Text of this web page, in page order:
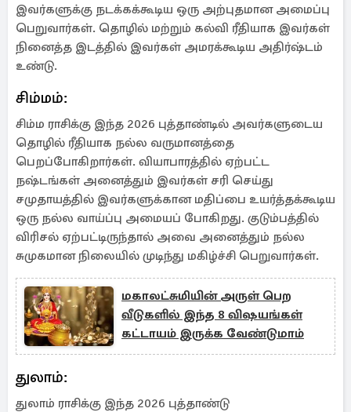
இவர்களுக்கு நடக்கக்கூடிய ஒரு அற்புதமான அமைப்பு
பெறுவார்கள். தொழில் மற்றும் கல்வி ரீதியாக இவர்கள்
நினைத்த இடத்தில் இவர்கள் அமரக்கூடிய அதிர்ஷ்டம்
உண்டு.
சிம்மம்:
சிம்ம ராசிக்கு இந்த 2026 புத்தாண்டில் அவர்களுடைய
தொழில் ரீதியாக நல்ல வருமானத்தை
பெறப்போகிறார்கள். வியாபாரத்தில் ஏற்பட்ட
நஷ்டங்கள் அனைத்தும் இவர்கள் சரி செய்து
சமுதாயத்தில் இவர்களுக்கான மதிப்பை உயர்த்தக்கூடிய
ஒரு நல்ல வாய்ப்பு அமையப் போகிறது. குடும்பத்தில்
விரிசல் ஏற்பட்டிருந்தால் அவை அனைத்தும் நல்ல
சுமுகமான நிலையில் முடிந்து மகிழ்ச்சி பெறுவார்கள்.
மகாலட்சுமியின் அருள் பெற
வீடுகளில் இந்த 8 விஷயங்கள்
கட்டாயம் இருக்க வேண்டுமாம்
துலாம்:
துலாம் ராசிக்கு இந்த 2026 புத்தாண்டு